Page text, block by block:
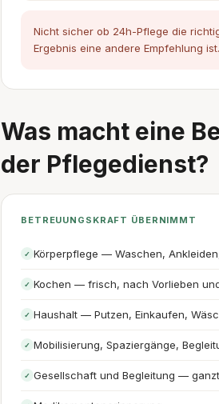
Nicht sicher ob 24h-Pflege die
Ergebnis eine andere Empfehlung ist.
Was macht eine
der Pflegedienst?
BETREUUNGSKRAFT ÜBERNIMMT
✓ Körperpflege — Waschen,
✓ Kochen — frisch, nach Vorlieben
✓ Haushalt — Putzen, Einkaufen,
✓ Mobilisierung, Spaziergänge,
✓ Gesellschaft und Begleitung —